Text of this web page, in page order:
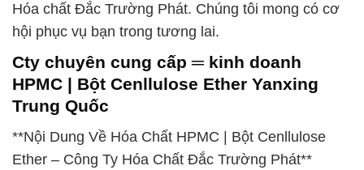
Hóa chất Đắc Trường Phát. Chúng tôi mong có cơ
hội phục vụ bạn trong tương lai.
Cty chuyên cung cấp ═ kinh doanh
HPMC | Bột Cenllulose Ether Yanxing
Trung Quốc
**Nội Dung Về Hóa Chất HPMC | Bột Cenllulose
Ether – Công Ty Hóa Chất Đắc Trường Phát**